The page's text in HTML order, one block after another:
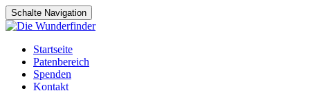
Schalte Navigation
Zum
Inhalt
springen
Startseite
Patenbereich
Spenden
Kontakt